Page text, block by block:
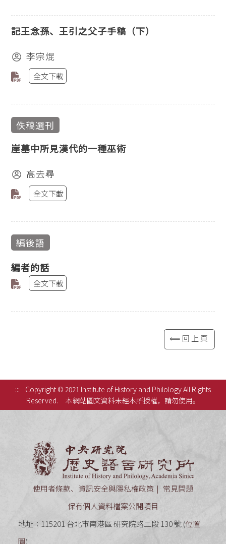
記王念孫、王引之父子手稿（下）
李宗焜
全文下載
佚稿選刊
崖墓中所見漢代的一種巫術
高去尋
全文下載
編後語
編者的話
全文下載
⟸回上頁
:::
Copyright © 2021 Institute of History and Philology All Rights
Reserved.
本網站圖文資料未經本所授權，請勿使用。
使用者條款、資訊安全與隱私權政策
常見問題
保有個人資料檔案公開項目
地址：115201 台北市南港區 研究院路二段 130 號 (位置
圖)